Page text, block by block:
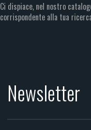
Ci dispiace, nel nostro
corrispondente alla tua
Newsletter